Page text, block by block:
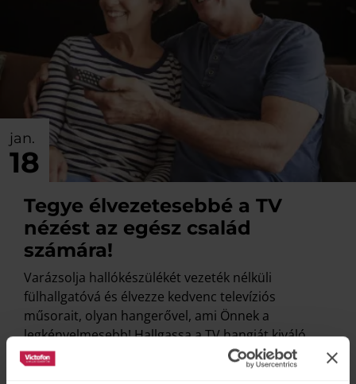
jan.
18
Tegye élvezetesebbé a TV
nézést az egész család
számára!
Varázsolja hallókészülékét vezeték nélküli
fülhallgatóvá és élvezze kedvenc televíziós
műsorait, olyan hangerővel, ami Önnek a
legkényelmesebb! Hallgassa a TV hangját kiváló
minőségű digitális sztereó hanggal közvetlenül a
hallókészülékében, közvetítő adó nélkül!